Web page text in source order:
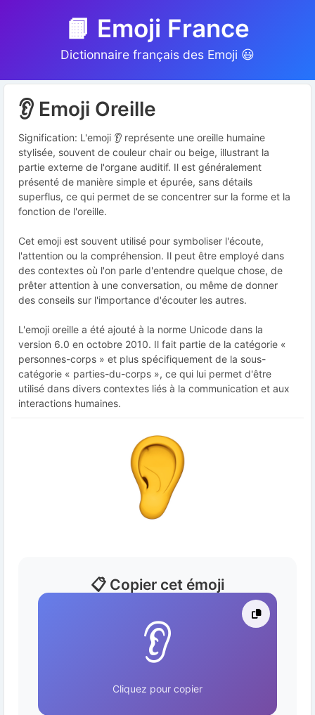
📙 Emoji France
Dictionnaire français des Emoji 😃
👂 Emoji Oreille
Signification: L'emoji 👂 représente une oreille humaine
stylisée, souvent de couleur chair ou beige, illustrant la
partie externe de l'organe auditif. Il est généralement
présenté de manière simple et épurée, sans détails
superflus, ce qui permet de se concentrer sur la forme et la
fonction de l'oreille.
Cet emoji est souvent utilisé pour symboliser l'écoute,
l'attention ou la compréhension. Il peut être employé dans
des contextes où l'on parle d'entendre quelque chose, de
prêter attention à une conversation, ou même de donner
des conseils sur l'importance d'écouter les autres.
L'emoji oreille a été ajouté à la norme Unicode dans la
version 6.0 en octobre 2010. Il fait partie de la catégorie «
personnes-corps » et plus spécifiquement de la sous-
catégorie « parties-du-corps », ce qui lui permet d'être
utilisé dans divers contextes liés à la communication et aux
interactions humaines.
📋 Copier cet émoji
👂
Cliquez pour copier